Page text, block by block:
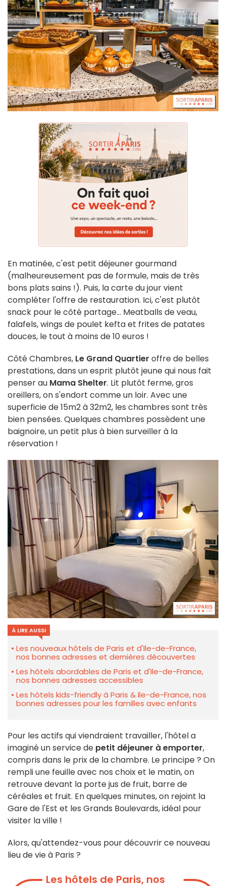
En matinée, c'est petit déjeuner gourmand
(malheureusement pas de formule, mais de très
bons plats sains !). Puis, la carte du jour vient
compléter l'offre de restauration. Ici, c'est plutôt
snack pour le côté partage... Meatballs de veau,
falafels, wings de poulet kefta et frites de patates
douces, le tout à moins de 10 euros !
Côté Chambres, Le Grand Quartier offre de belles
prestations, dans un esprit plutôt jeune qui nous fait
penser au Mama Shelter. Lit plutôt ferme, gros
oreillers, on s'endort comme un loir. Avec une
superficie de 15m2 à 32m2, les chambres sont très
bien pensées. Quelques chambres possèdent une
baignoire, un petit plus à bien surveiller à la
réservation !
À LIRE AUSSI
Les nouveaux hôtels de Paris et d'Ile-de-France,
nos bonnes adresses et dernières découvertes
Les hôtels abordables de Paris et d'Ile-de-France,
nos bonnes adresses accessibles
Les hôtels kids-friendly à Paris & Ile-de-France, nos
bonnes adresses pour les familles avec enfants
Pour les actifs qui viendraient travailler, l'hôtel a
imaginé un service de petit déjeuner à emporter,
compris dans le prix de la chambre. Le principe ? On
rempli une feuille avec nos choix et le matin, on
retrouve devant la porte jus de fruit, barre de
céréales et fruit. En quelques minutes, on rejoint la
Gare de l'Est et les Grands Boulevards, idéal pour
visiter la ville !
Alors, qu'attendez-vous pour découvrir ce nouveau
lieu de vie à Paris ?
Les hôtels de Paris, nos